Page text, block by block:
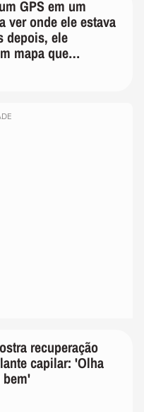
GPS em um
ver onde ele estava
depois, ele
mapa que
recuperação
capilar: 'Olha